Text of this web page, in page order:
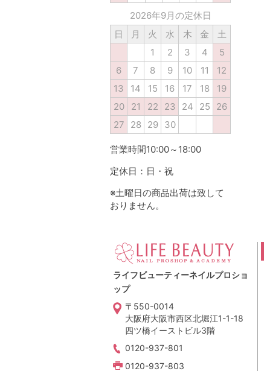
2026年9月の定休日
日
月 火 水 木 金
土
1
2 3 4
5
6
7 8 9 10 11
12
13
14 15 16 17 18
19
20
21 22 23 24 25
26
27
28 29 30
営業時間10:00～18:00
定休日：日・祝
※土曜日の商品出荷は致して
おりません。
ライフビューティーネイルプロショ
ップ
〒550-0014
大阪府大阪市西区北堀江1-1-18
四ツ橋イーストビル3階
0120-937-801
0120-937-803